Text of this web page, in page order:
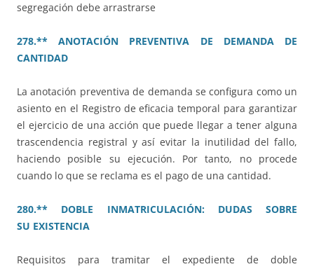
segregación debe arrastrarse
278.** ANOTACIÓN PREVENTIVA DE DEMANDA DE
CANTIDAD
La anotación preventiva de demanda se configura como un
asiento en el Registro de eficacia temporal para garantizar
el ejercicio de una acción que puede llegar a tener alguna
trascendencia registral y así evitar la inutilidad del fallo,
haciendo posible su ejecución. Por tanto, no procede
cuando lo que se reclama es el pago de una cantidad.
280.** DOBLE INMATRICULACIÓN: DUDAS SOBRE
SU EXISTENCIA
Requisitos para tramitar el expediente de doble